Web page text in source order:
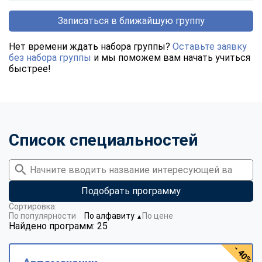
Записаться в ближайшую группу
Нет времени ждать набора группы? Оставьте заявку
без набора группы и мы поможем вам начать учиться
быстрее!
Список специальностей
Подобрать программу
Найдено программ: 25
Сортировка:
По популярности
По алфавиту ▼ По цене
- 40%